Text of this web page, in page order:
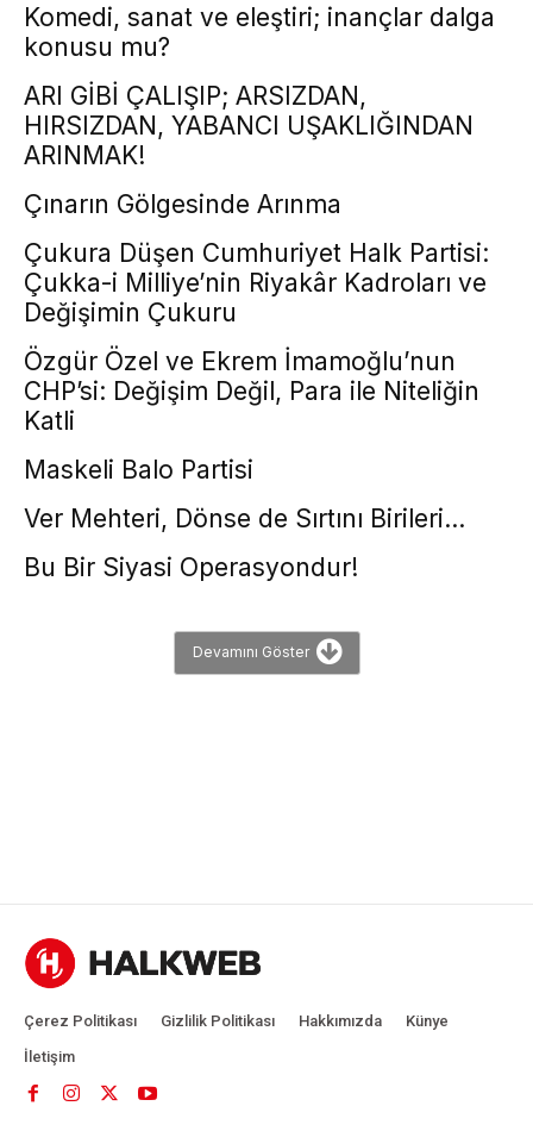
Komedi, sanat ve eleştiri; inançlar dalga
konusu mu?
ARI GİBİ ÇALIŞIP; ARSIZDAN,
HIRSIZDAN, YABANCI UŞAKLIĞINDAN
ARINMAK!
Çınarın Gölgesinde Arınma
Çukura Düşen Cumhuriyet Halk Partisi:
Çukka-i Milliye’nin Riyakâr Kadroları ve
Değişimin Çukuru
Özgür Özel ve Ekrem İmamoğlu’nun
CHP’si: Değişim Değil, Para ile Niteliğin
Katli
Maskeli Balo Partisi
Ver Mehteri, Dönse de Sırtını Birileri…
Bu Bir Siyasi Operasyondur!
Devamını Göster
Çerez Politikası Gizlilik Politikası Hakkımızda
Künye
İletişim